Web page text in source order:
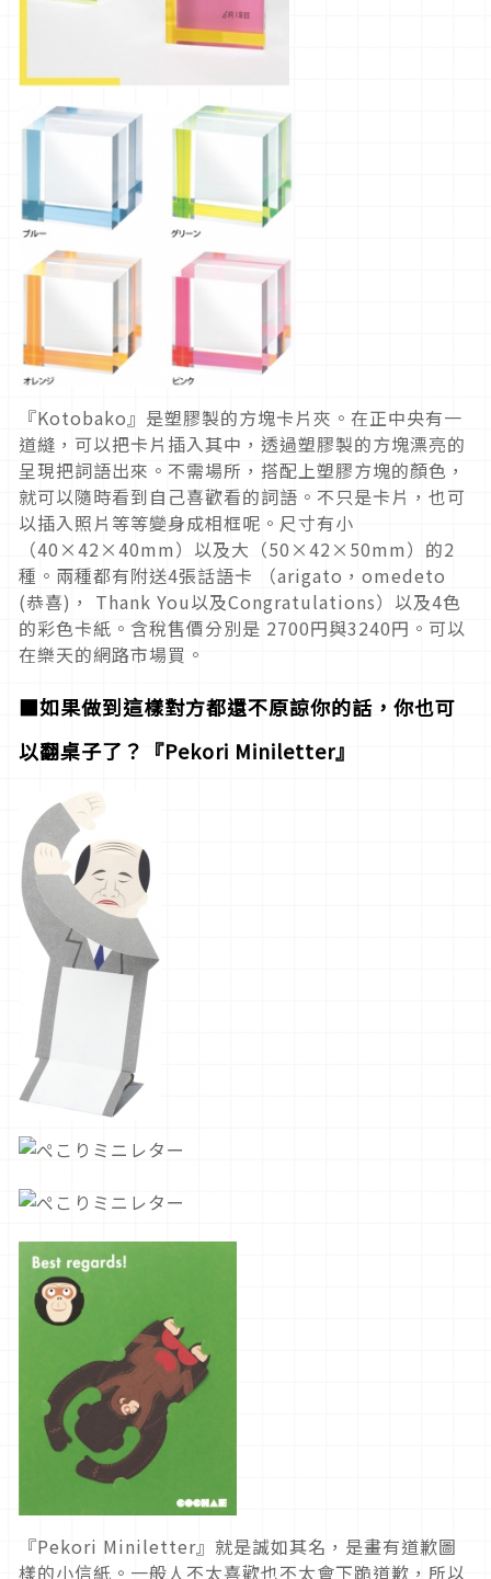
『Kotobako』是塑膠製的方塊卡片夾。在正中央有一
道縫，可以把卡片插入其中，透過塑膠製的方塊漂亮的
呈現把詞語出來。不需場所，搭配上塑膠方塊的顏色，
就可以隨時看到自己喜歡看的詞語。不只是卡片，也可
以插入照片等等變身成相框呢。尺寸有小
（40×42×40mm）以及大（50×42×50mm）的2
種。兩種都有附送4張話語卡 （arigato，omedeto
(恭喜)， Thank You以及Congratulations）以及4色
的彩色卡紙。含稅售價分別是 2700円與3240円。可以
在樂天的網路市場買。
■如果做到這樣對方都還不原諒你的話，你也可
以翻桌子了？『Pekori Miniletter』
『Pekori Miniletter』就是誠如其名，是畫有道歉圖
樣的小信紙。一般人不太喜歡也不太會下跪道歉，所以